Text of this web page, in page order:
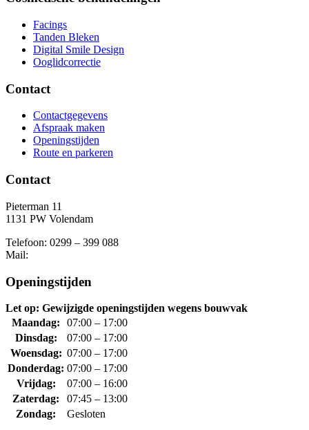
Facings
Tanden Bleken
Digital Smile Design
Ooglidcorrectie
Contact
Contactgegevens
Afspraak maken
Openingstijden
Route en parkeren
Contact
Pieterman 11
1131 PW Volendam
Telefoon: 0299 – 399 088
Mail:
Openingstijden
Let op: Gewijzigde openingstijden wegens bouwvak
Maandag:
07:00 – 17:00
Dinsdag:
07:00 – 17:00
Woensdag: 07:00 – 17:00
Donderdag: 07:00 – 17:00
Vrijdag:
07:00 – 16:00
Zaterdag:
07:45 – 13:00
Zondag:
Gesloten